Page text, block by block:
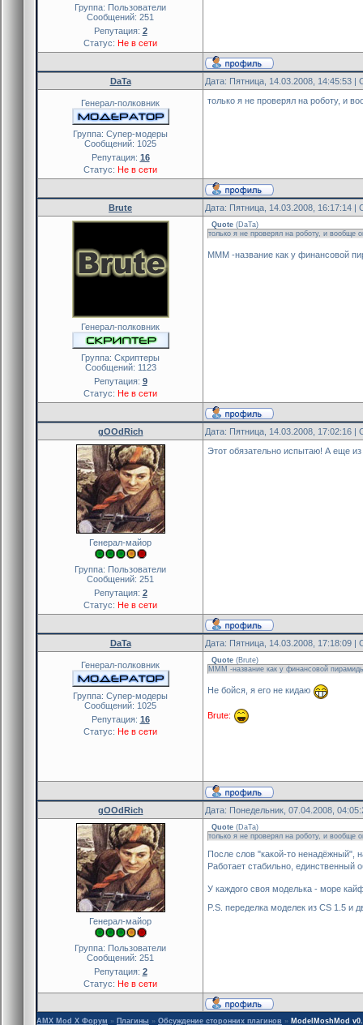
Группа: Пользователи
Сообщений: 251
Репутация: 2
Статус: Не в сети
DaTa Дата: Пятница, 14.03.2008, 14:45:53
Генерал-полковник
Группа: Cупер-модеры
Сообщений: 1025
Репутация: 16
Статус: Не в сети
только я не проверял на роботу, и
Brute Дата: Пятница, 14.03.2008, 16:17:14
Генерал-полковник
Группа: Скриптеры
Сообщений: 1123
Репутация: 9
Статус: Не в сети
Quote (DaTa)
только я не проверял на роботу, и вообще
МММ -название как у финансовой
gOOdRich Дата: Пятница, 14.03.2008, 17:02:16
Генерал-майор
Группа: Пользователи
Сообщений: 251
Репутация: 2
Статус: Не в сети
Этот обязательно испытаю! А еще
DaTa Дата: Пятница, 14.03.2008, 17:18:09
Генерал-полковник
Группа: Cупер-модеры
Сообщений: 1025
Репутация: 16
Статус: Не в сети
Quote (Brute)
МММ -название как у финансовой
Не бойся, я его не кидаю
Brute:
gOOdRich Дата: Понедельник, 07.04.2008,
Генерал-майор
Группа: Пользователи
Сообщений: 251
Репутация: 2
Статус: Не в сети
Quote (DaTa)
только я не проверял на роботу, и вообще
После слов "какой-то ненадёжный",
Работает стабильно, единственный
У каждого своя моделька - море
P.S. переделка моделек из CS 1.5
AMX Mod X Форум » Плагины » Обсуждение сторонних плагинов » ModelMoshMod